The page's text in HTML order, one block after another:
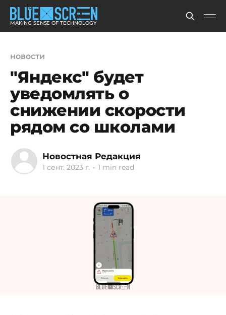
MAKING SENSE OF TECHNOLOGY
новости
"Яндекс" будет
уведомлять о
снижении скорости
рядом со школами
Новостная Редакция
1 сент. 2023 г. • 1 min read